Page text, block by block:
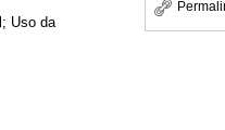
Uso da